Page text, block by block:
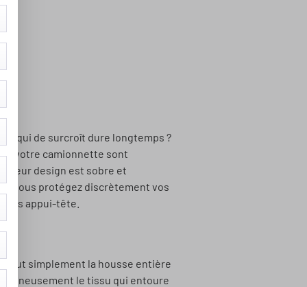
qui de surcroît dure longtemps ?
votre camionnette sont
Leur design est sobre et
vous protégez discrètement vos
appui-tête.
tout simplement la housse entière
le tissu qui entoure